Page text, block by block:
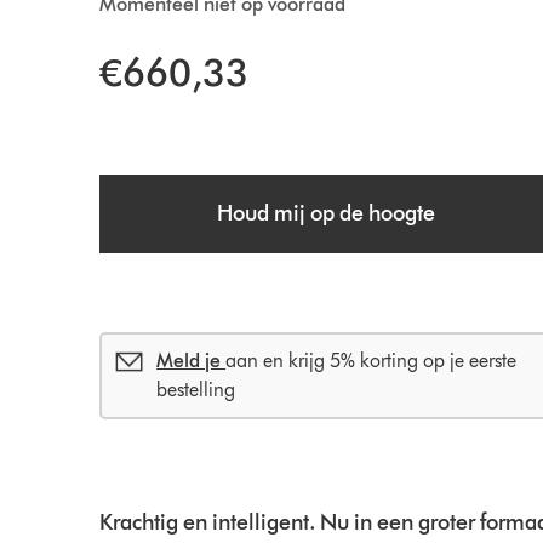
€660,33
Houd mij op de hoogte
Meld jeaan en krijg 5% korting op je eerste
bestelling
Krachtig en intelligent. Nu in een groter